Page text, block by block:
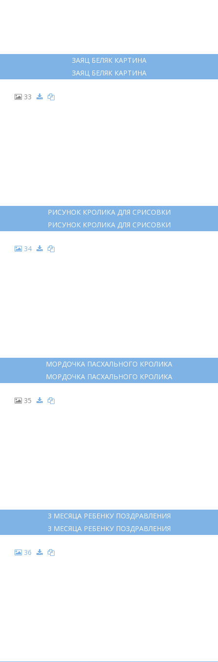
ЗАЯЦ БЕЛЯК КАРТИНА
ЗАЯЦ БЕЛЯК КАРТИНА
33
РИСУНОК КРОЛИКА ДЛЯ СРИСОВКИ
РИСУНОК КРОЛИКА ДЛЯ СРИСОВКИ
34
МОРДОЧКА ПАСХАЛЬНОГО КРОЛИКА
МОРДОЧКА ПАСХАЛЬНОГО КРОЛИКА
35
3 МЕСЯЦА РЕБЕНКУ ПОЗДРАВЛЕНИЯ
3 МЕСЯЦА РЕБЕНКУ ПОЗДРАВЛЕНИЯ
36